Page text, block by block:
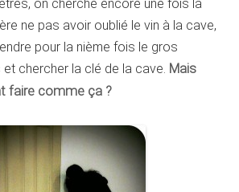
on cherche encore une fois la
ne pas avoir oublié le vin à la cave,
pour la nième fois le gros
chercher la clé de la cave. Mais
faire comme ça ?